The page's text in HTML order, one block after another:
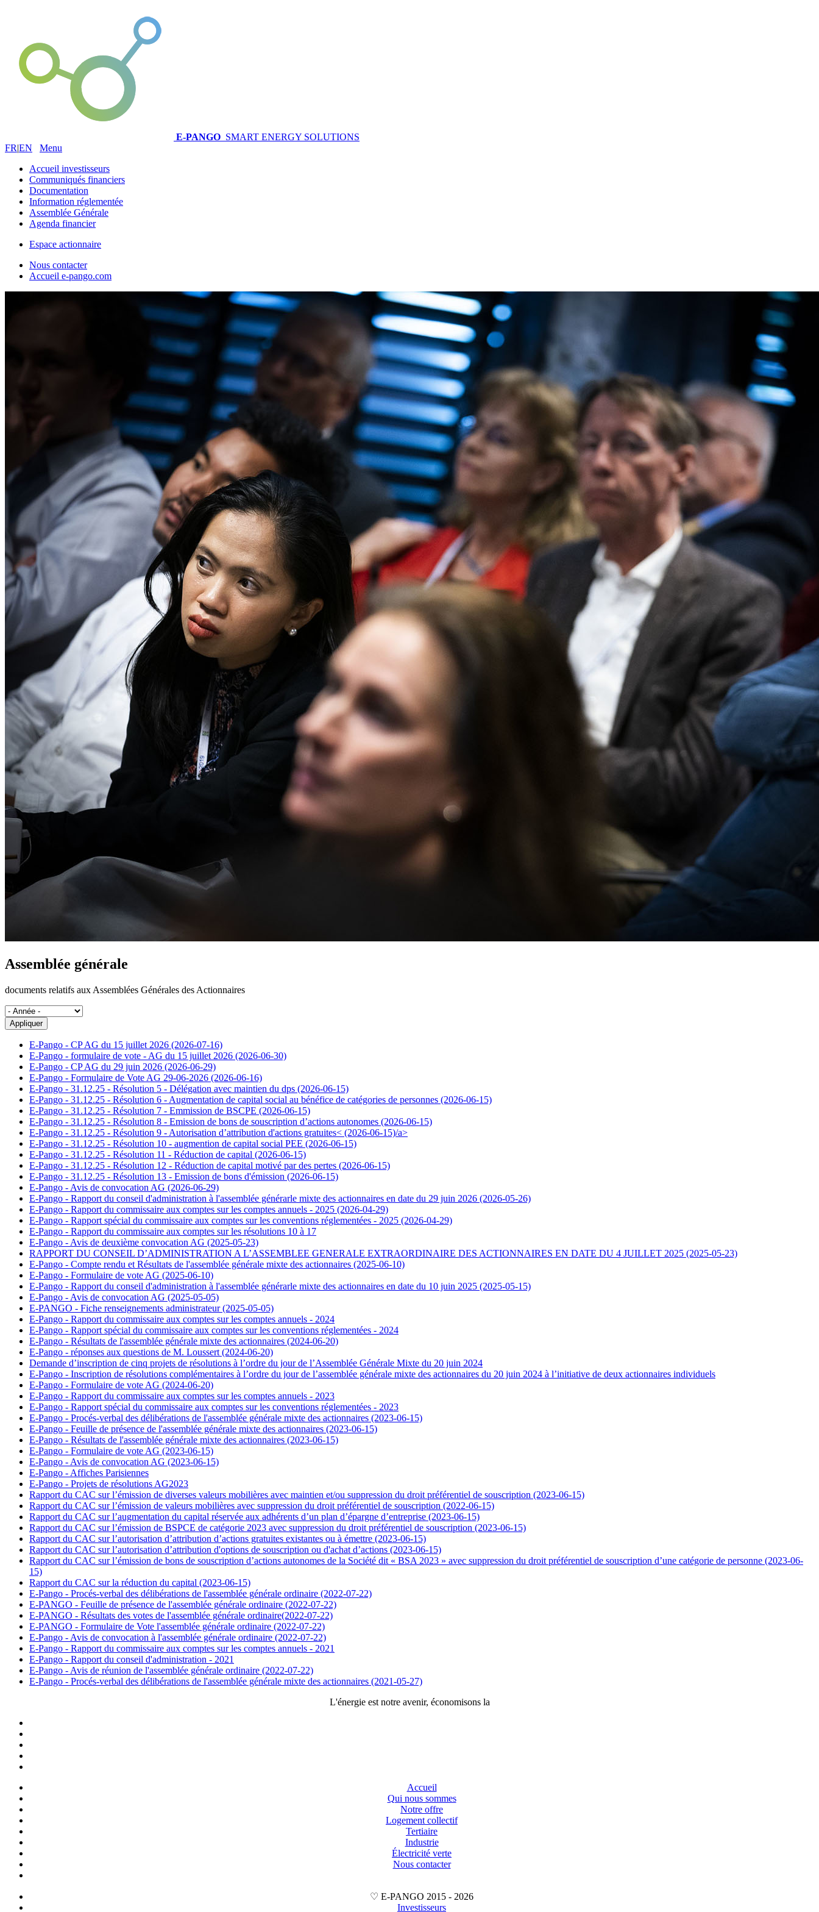
E-PANGO SMART ENERGY SOLUTIONS
FR|EN
Menu
Accueil investisseurs
Communiqués financiers
Documentation
Information réglementée
Assemblée Générale
Agenda financier
Espace actionnaire
Nous contacter
Accueil e-pango.com
Assemblée générale
documents relatifs aux Assemblées Générales des Actionnaires
E-Pango - CP AG du 15 juillet 2026 (2026-07-16)
E-Pango - formulaire de vote - AG du 15 juillet 2026 (2026-06-30)
E-Pango - CP AG du 29 juin 2026 (2026-06-29)
E-Pango - Formulaire de Vote AG 29-06-2026 (2026-06-16)
E-Pango - 31.12.25 - Résolution 5 - Délégation avec maintien du dps (2026-06-15)
E-Pango - 31.12.25 - Résolution 6 - Augmentation de capital social au bénéfice de catégories de personnes (2026-06-15)
E-Pango - 31.12.25 - Résolution 7 - Emmission de BSCPE (2026-06-15)
E-Pango - 31.12.25 - Résolution 8 - Emission de bons de souscription d’actions autonomes (2026-06-15)
E-Pango - 31.12.25 - Résolution 9 - Autorisation d’attribution d'actions gratuites< (2026-06-15)/a>
E-Pango - 31.12.25 - Résolution 10 - augmention de capital social PEE (2026-06-15)
E-Pango - 31.12.25 - Résolution 11 - Réduction de capital (2026-06-15)
E-Pango - 31.12.25 - Résolution 12 - Réduction de capital motivé par des pertes (2026-06-15)
E-Pango - 31.12.25 - Résolution 13 - Emission de bons d'émission (2026-06-15)
E-Pango - Avis de convocation AG (2026-06-29)
E-Pango - Rapport du conseil d'administration à l'assemblée générarle mixte des actionnaires en date du 29 juin 2026 (2026-05-26)
E-Pango - Rapport du commissaire aux comptes sur les comptes annuels - 2025 (2026-04-29)
E-Pango - Rapport spécial du commissaire aux comptes sur les conventions réglementées - 2025 (2026-04-29)
E-Pango - Rapport du commissaire aux comptes sur les résolutions 10 à 17
E-Pango - Avis de deuxième convocation AG (2025-05-23)
RAPPORT DU CONSEIL D’ADMINISTRATION A L’ASSEMBLEE GENERALE EXTRAORDINAIRE DES ACTIONNAIRES EN DATE DU 4 JUILLET 2025 (2025-05-23)
E-Pango - Compte rendu et Résultats de l'assemblée générale mixte des actionnaires (2025-06-10)
E-Pango - Formulaire de vote AG (2025-06-10)
E-Pango - Rapport du conseil d'administration à l'assemblée générarle mixte des actionnaires en date du 10 juin 2025 (2025-05-15)
E-Pango - Avis de convocation AG (2025-05-05)
E-PANGO - Fiche renseignements administrateur (2025-05-05)
E-Pango - Rapport du commissaire aux comptes sur les comptes annuels - 2024
E-Pango - Rapport spécial du commissaire aux comptes sur les conventions réglementées - 2024
E-Pango - Résultats de l'assemblée générale mixte des actionnaires (2024-06-20)
E-Pango - réponses aux questions de M. Loussert (2024-06-20)
Demande d’inscription de cinq projets de résolutions à l’ordre du jour de l’Assemblée Générale Mixte du 20 juin 2024
E-Pango - Inscription de résolutions complémentaires à l’ordre du jour de l’assemblée générale mixte des actionnaires du 20 juin 2024 à l’initiative de deux actionnaires individuels
E-Pango - Formulaire de vote AG (2024-06-20)
E-Pango - Rapport du commissaire aux comptes sur les comptes annuels - 2023
E-Pango - Rapport spécial du commissaire aux comptes sur les conventions réglementées - 2023
E-Pango - Procés-verbal des délibérations de l'assemblée générale mixte des actionnaires (2023-06-15)
E-Pango - Feuille de présence de l'assemblée générale mixte des actionnaires (2023-06-15)
E-Pango - Résultats de l'assemblée générale mixte des actionnaires (2023-06-15)
E-Pango - Formulaire de vote AG (2023-06-15)
E-Pango - Avis de convocation AG (2023-06-15)
E-Pango - Affiches Parisiennes
E-Pango - Projets de résolutions AG2023
Rapport du CAC sur l’émission de diverses valeurs mobilières avec maintien et/ou suppression du droit préférentiel de souscription (2023-06-15)
Rapport du CAC sur l’émission de valeurs mobilières avec suppression du droit préférentiel de souscription (2022-06-15)
Rapport du CAC sur l’augmentation du capital réservée aux adhérents d’un plan d’épargne d’entreprise (2023-06-15)
Rapport du CAC sur l’émission de BSPCE de catégorie 2023 avec suppression du droit préférentiel de souscription (2023-06-15)
Rapport du CAC sur l’autorisation d’attribution d’actions gratuites existantes ou à émettre (2023-06-15)
Rapport du CAC sur l’autorisation d’attribution d'options de souscription ou d'achat d’actions (2023-06-15)
Rapport du CAC sur l’émission de bons de souscription d’actions autonomes de la Société dit « BSA 2023 » avec suppression du droit préférentiel de souscription d’une catégorie de personne (2023-06-
15)
Rapport du CAC sur la réduction du capital (2023-06-15)
E-Pango - Procés-verbal des délibérations de l'assemblée générale ordinaire (2022-07-22)
E-PANGO - Feuille de présence de l'assemblée générale ordinaire (2022-07-22)
E-PANGO - Résultats des votes de l'assemblée générale ordinaire(2022-07-22)
E-PANGO - Formulaire de Vote l'assemblée générale ordinaire (2022-07-22)
E-Pango - Avis de convocation à l'assemblée générale ordinaire (2022-07-22)
E-Pango - Rapport du commissaire aux comptes sur les comptes annuels - 2021
E-Pango - Rapport du conseil d'administration - 2021
E-Pango - Avis de réunion de l'assemblée générale ordinaire (2022-07-22)
E-Pango - Procés-verbal des délibérations de l'assemblée générale mixte des actionnaires (2021-05-27)
L'énergie est notre avenir, économisons la
Accueil
Qui nous sommes
Notre offre
Logement collectif
Tertiaire
Industrie
Électricité verte
Nous contacter
♡ E-PANGO 2015 - 2026
Investisseurs